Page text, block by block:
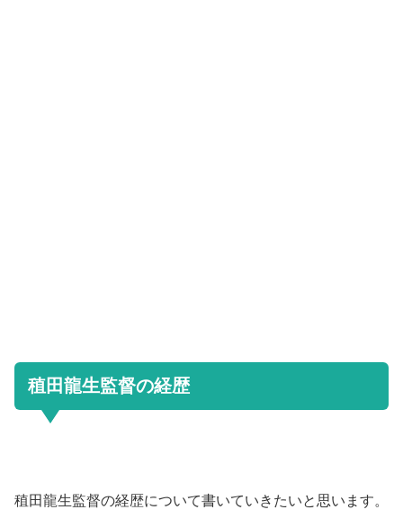
稙田龍生監督の経歴
稙田龍生監督の経歴について書いていきたいと思います。